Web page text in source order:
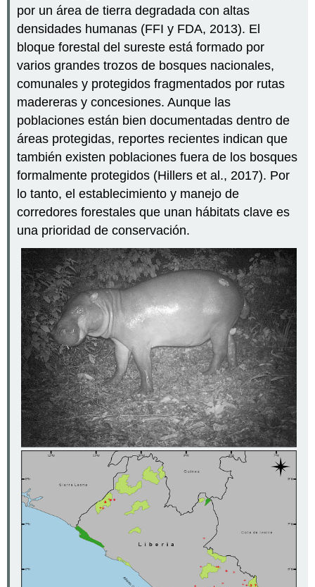
por un área de tierra degradada con altas
densidades humanas (FFI y FDA, 2013). El
bloque forestal del sureste está formado por
varios grandes trozos de bosques nacionales,
comunales y protegidos fragmentados por rutas
madereras y concesiones. Aunque las
poblaciones están bien documentadas dentro de
áreas protegidas, reportes recientes indican que
también existen poblaciones fuera de los bosques
formalmente protegidos (Hillers et al., 2017). Por
lo tanto, el establecimiento y manejo de
corredores forestales que unan hábitats clave es
una prioridad de conservación.